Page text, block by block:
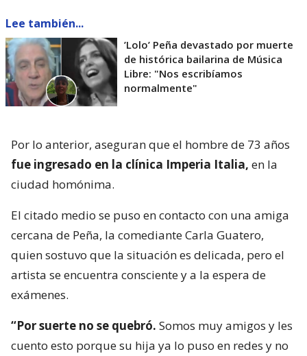
Lee también...
’Lolo’ Peña devastado por muerte
de histórica bailarina de Música
Libre: "Nos escribíamos
normalmente"
Por lo anterior, aseguran que el hombre de 73 años
fue ingresado en la clínica Imperia Italia, en la
ciudad homónima.
El citado medio se puso en contacto con una amiga
cercana de Peña, la comediante Carla Guatero,
quien sostuvo que la situación es delicada, pero el
artista se encuentra consciente y a la espera de
exámenes.
“Por suerte no se quebró. Somos muy amigos y les
cuento esto porque su hija ya lo puso en redes y no